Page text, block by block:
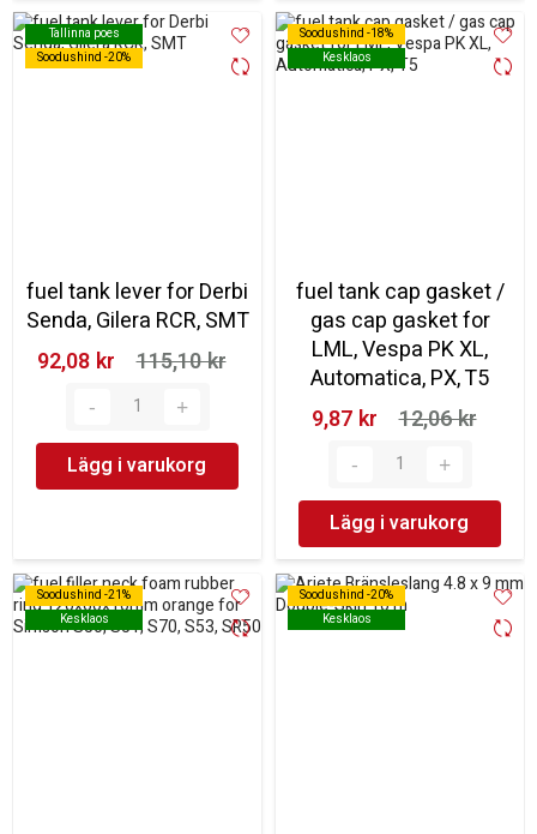
Tallinna poes
Soodushind -20%
Tallinna poes
Soodushind -20%
fuel tank lever for Derbi
Senda, Gilera RCR, SMT
92,08 kr‎
115,10 kr‎
Lägg i varukorg
Soodushind -18%
Kesklaos
Soodushind -18%
Kesklaos
fuel tank cap gasket /
gas cap gasket for
LML, Vespa PK XL,
Automatica, PX, T5
9,87 kr‎
12,06 kr‎
Lägg i varukorg
Soodushind -21%
Kesklaos
Soodushind -21%
Kesklaos
Soodushind -20%
Kesklaos
Soodushind -20%
Kesklaos